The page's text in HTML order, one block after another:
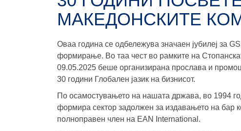
МАКЕДОНСКИТЕ
Оваа година се одбележува значаен јубилеј за
формирање. Во таа чест во рамките на
09.05.2025 беше организирана прослава и
30 години Глобален јазик на бизнисот.
По осамостувањето на нашата држава, во 1994
формира сектор задолжен за издавањето на бар
полноправен член на EAN International.